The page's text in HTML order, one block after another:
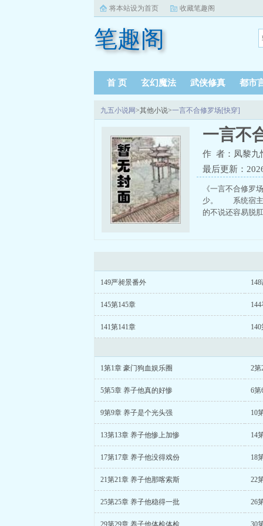
将本站设为首页 收藏笔趣阁
笔趣阁
首 页 玄幻魔法 武侠修真 都市
九五小说网>其他小说>一言不合修罗场[快穿]
一言不
作 者：凤黎九
最后更新：
《一言不合修
少。 系统宿主纷
的不说还容易
149严昶景番外
145第145章
141第141章
1第1章 豪门狗血娱乐圈 2第
5第5章 养子他真的好惨 6第
9第9章 养子是个光头强 10
13第13章 养子他惨上加惨 14
17第17章 养子他没得戏份 18
21第21章 养子他那喀索斯 22
25第25章 养子他稳得一批 26
29第29章 养子他体检体检 30